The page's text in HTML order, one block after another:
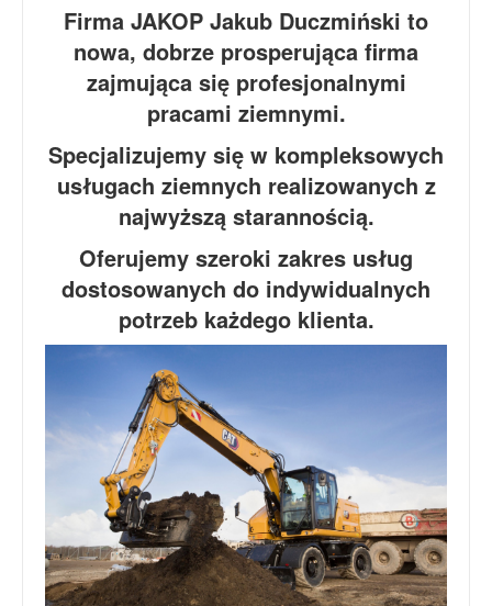
Firma JAKOP Jakub Duczmiński to
nowa, dobrze prosperująca firma
zajmująca się profesjonalnymi
pracami ziemnymi.
Specjalizujemy się w kompleksowych
usługach ziemnych realizowanych z
najwyższą starannością.
Oferujemy szeroki zakres usług
dostosowanych do indywidualnych
potrzeb każdego klienta.